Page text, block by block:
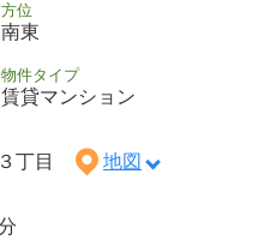
方位
南東
物件タイプ
賃貸マンション
丁目 地図